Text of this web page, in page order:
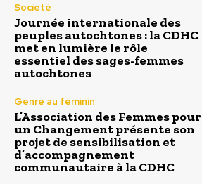
Société
Journée internationale des
peuples autochtones : la CDHC
met en lumière le rôle
essentiel des sages-femmes
autochtones
Genre au féminin
L’Association des Femmes pour
un Changement présente son
projet de sensibilisation et
d’accompagnement
communautaire à la CDHC